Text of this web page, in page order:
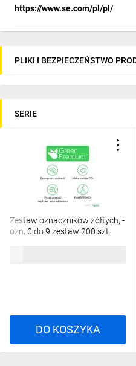
https://www.se.com/pl/pl/
PLIKI I BEZPIECZEŃSTWO
SERIE
Zestaw oznaczników zółtych, -
ozn. 0 do 9 zestaw 200 szt.
DO KOSZYKA